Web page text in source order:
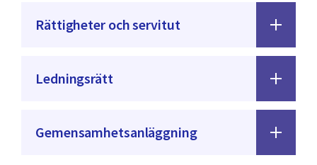
Rättigheter och servitut
Ledningsrätt
Gemensamhetsanläggning